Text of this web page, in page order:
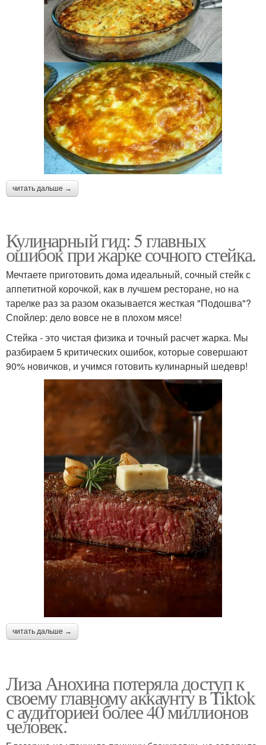
читать дальше →
Кулинарный гид: 5 главных
ошибок при жарке сочного стейка.
Мечтаете приготовить дома идеальный, сочный стейк с
аппетитной корочкой, как в лучшем ресторане, но на
тарелке раз за разом оказывается жесткая "Подошва"?
Спойлер: дело вовсе не в плохом мясе!
Стейка - это чистая физика и точный расчет жарка. Мы
разбираем 5 критических ошибок, которые совершают
90% новичков, и учимся готовить кулинарный шедевр!
читать дальше →
Лиза Анохина потеряла доступ к
своему главному аккаунту в Tiktok
с аудиторией более 40 миллионов
человек.